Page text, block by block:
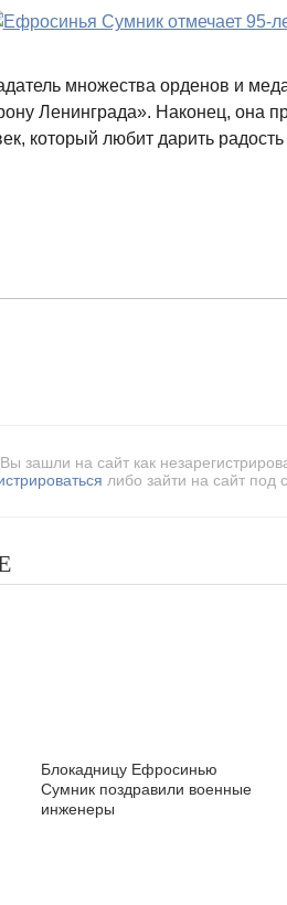
множества орденов и
Ленинграда». Наконец, она
который любит дарить
зашли на сайт как
либо зайти на сайт
Блокадницу Ефросинью
Сумник поздравили военные
инженеры